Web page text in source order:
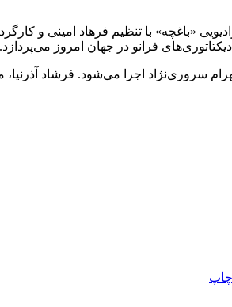
«باغچه» با تنظیم فرهاد امینی و
فرانو در جهان امروز می‌پردازد.
سروری‌نژاد اجرا می‌شود. فرشاد
چاپ